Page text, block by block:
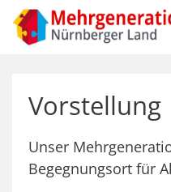
Zum Inhalt springen
Vorstellung
Unser
Begegnungsort für